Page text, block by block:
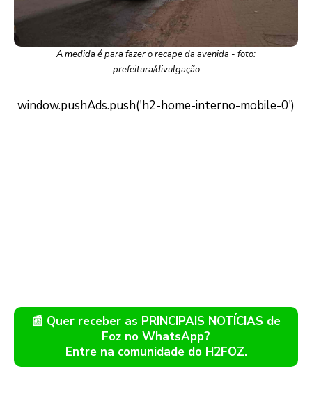
A medida é para fazer o recape da avenida - foto:
prefeitura/divulgação
📰 Quer receber as PRINCIPAIS NOTÍCIAS de
Foz no WhatsApp?
Entre na comunidade do H2FOZ.